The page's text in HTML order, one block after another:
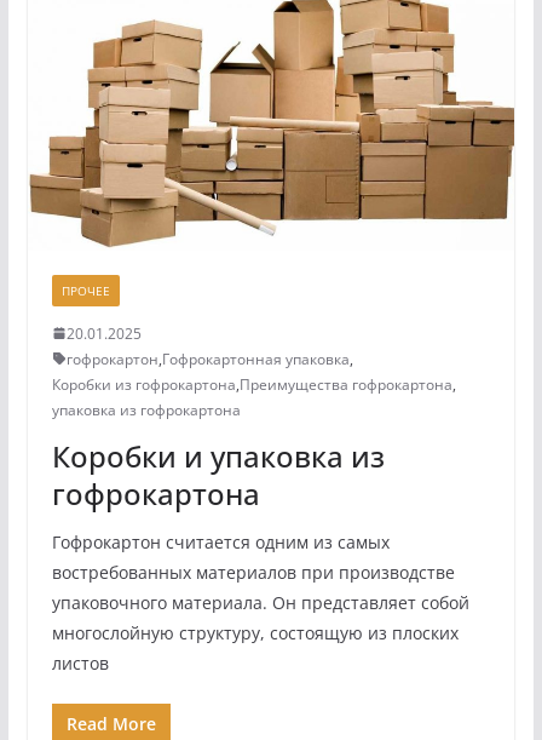
ПРОЧЕЕ
20.01.2025
гофрокартон,Гофрокартонная упаковка,
Коробки из гофрокартона,Преимущества гофрокартона,
упаковка из гофрокартона
Коробки и упаковка из
гофрокартона
Гофрокартон считается одним из самых
востребованных материалов при производстве
упаковочного материала. Он представляет собой
многослойную структуру, состоящую из плоских
листов
Read More